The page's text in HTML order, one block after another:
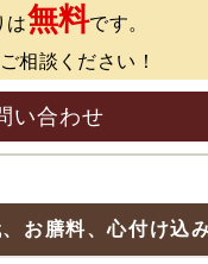
は無料です。
相談ください！
い合わせ
お膳料、心付け込み